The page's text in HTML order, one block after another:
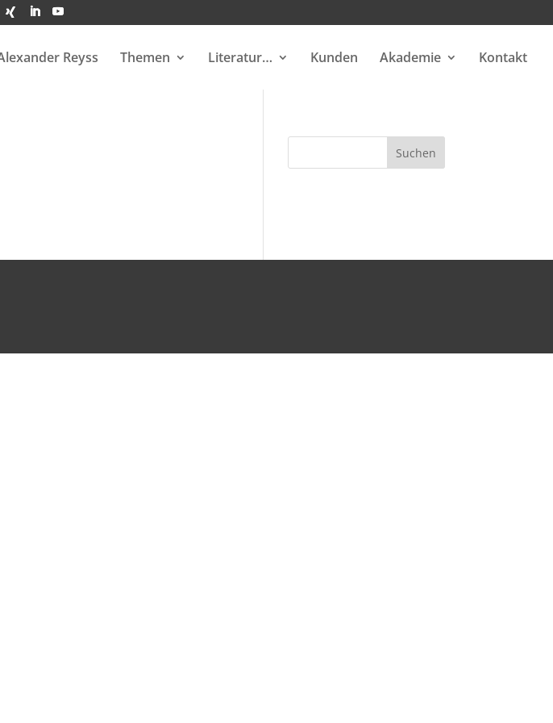
Reyss Themen Literatur… Kunden Akademie Kontakt
Suchen